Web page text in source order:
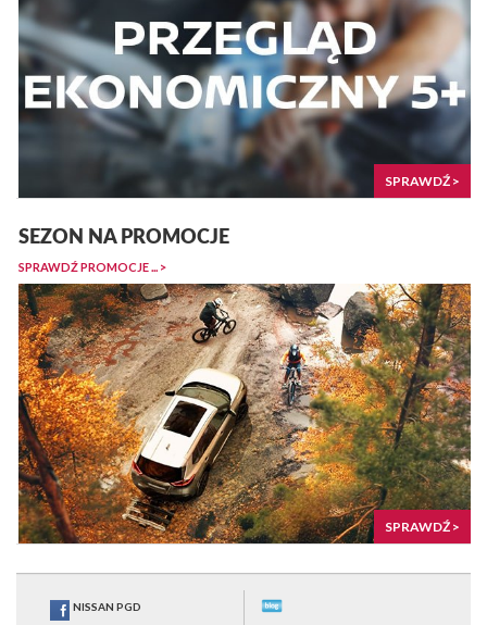
SPRAWDŹ >
SEZON NA PROMOCJE
SPRAWDŹ PROMOCJE ... >
SPRAWDŹ >
NISSAN PGD